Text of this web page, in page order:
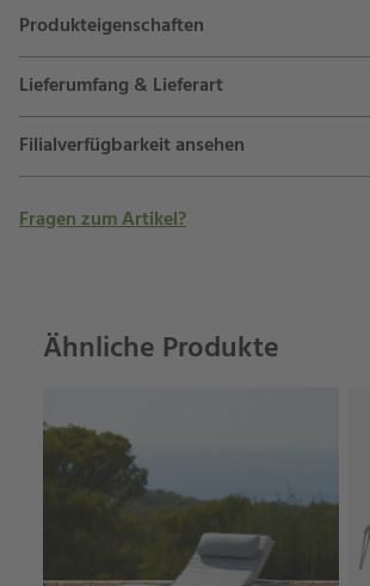
Produkteigenschaften
Lieferumfang & Lieferart
Filialverfügbarkeit ansehen
Fragen zum Artikel?
Ähnliche Produkte